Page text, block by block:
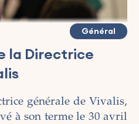
la Directrice
Général
générale de Vivalis,
à son terme le 30 avril